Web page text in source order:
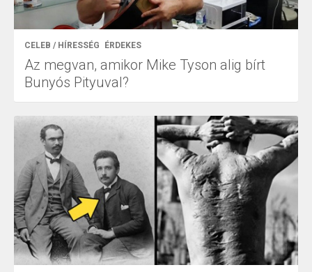
CELEB / HÍRESSÉG ÉRDEKES
Az megvan, amikor Mike Tyson alig bírt
Bunyós Pityuval?